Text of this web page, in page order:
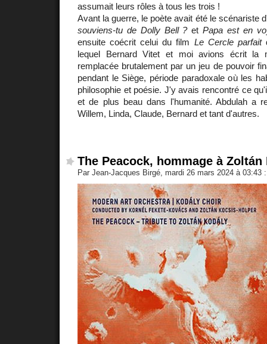
assumait leurs rôles à tous les trois !
Avant la guerre, le poète avait été le scénariste
souviens-tu de Dolly Bell ?etPapa est en
ensuite coécrit celui du film Le Cercle parfait
lequel Bernard Vitet et moi avions écrit la
remplacée brutalement par un jeu de pouvoir
pendant le Siège, période paradoxale où les
philosophie et poésie. J'y avais rencontré ce
et de plus beau dans l'humanité. Abdulah a
Willem, Linda, Claude, Bernard et tant d'autres.
The Peacock, hommage à Zoltán
Par Jean-Jacques Birgé, mardi 26 mars 2024 à 03:43